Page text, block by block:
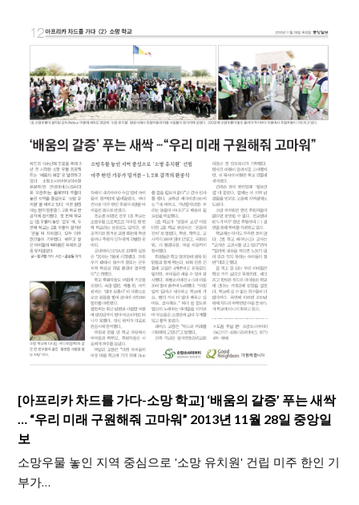
[아프리카 차드를 가다-소망 학교] ‘배움의 갈증’ 푸는 새싹
… “우리 미래 구원해줘 고마워” 2013년 11월 28일 중앙일
보
소망우물 놓인 지역 중심으로 '소망 유치원' 건립 미주 한인 기
부가…